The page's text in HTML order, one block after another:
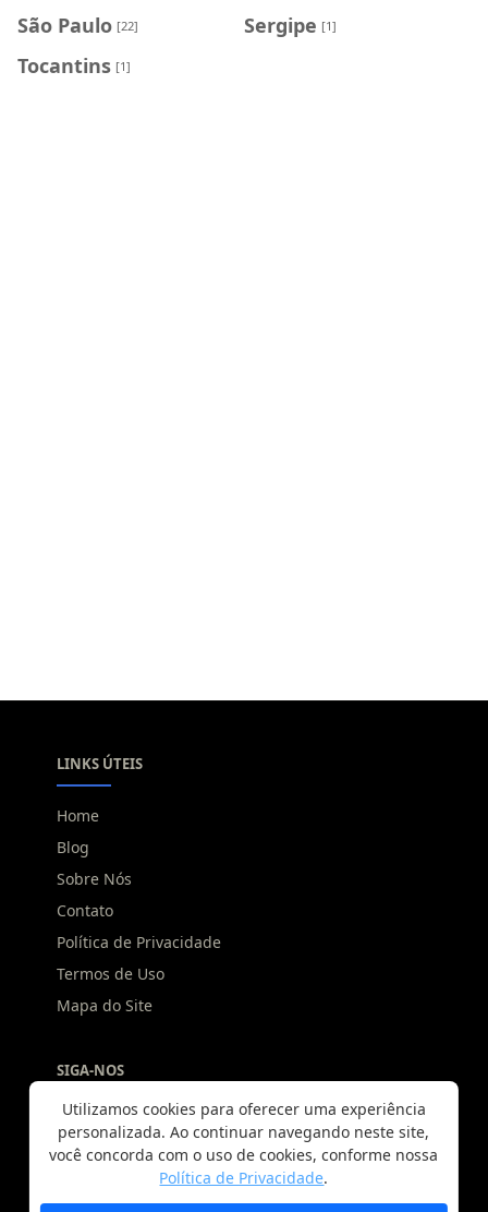
Utilizamos cookies para oferecer uma experiência
personalizada. Ao continuar navegando neste site,
você concorda com o uso de cookies, conforme nossa
Política de Privacidade.
São Paulo [22] Sergipe [1]
Tocantins [1]
LINKS ÚTEIS
Home
Blog
Sobre Nós
Contato
Política de Privacidade
Termos de Uso
Mapa do Site
SIGA-NOS